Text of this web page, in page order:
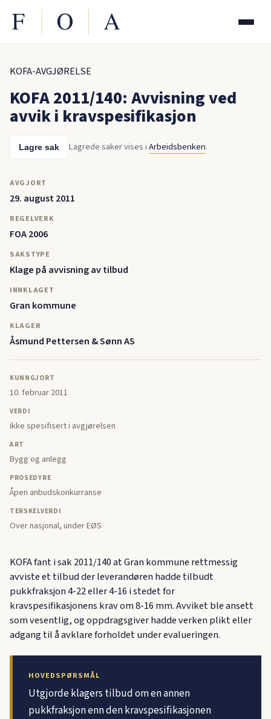
KOFA-AVGJØRELSE
KOFA 2011/140: Avvisning ved
avvik i kravspesifikasjon
Lagre sak Lagrede saker vises iArbeidsbenken.
AVGJORT
29. august 2011
REGELVERK
FOA 2006
SAKSTYPE
Klage på avvisning av tilbud
INNKLAGET
Gran kommune
KLAGER
Åsmund Pettersen & Sønn AS
KUNNGJORT
10. februar 2011
VERDI
ikke spesifisert i avgjørelsen
ART
Bygg og anlegg
PROSEDYRE
Åpen anbudskonkurranse
TERSKELVERDI
Over nasjonal, under EØS
KOFA fant i sak 2011/140 at Gran kommune rettmessig
avviste et tilbud der leverandøren hadde tilbudt
pukkfraksjon 4-22 eller 4-16 i stedet for
kravspesifikasjonens krav om 8-16 mm. Avviket ble ansett
som vesentlig, og oppdragsgiver hadde verken plikt eller
adgang til å avklare forholdet under evalueringen.
HOVEDSPØRSMÅL
Utgjorde klagers tilbud om en annen
pukkfraksjon enn den kravspesifikasjonen